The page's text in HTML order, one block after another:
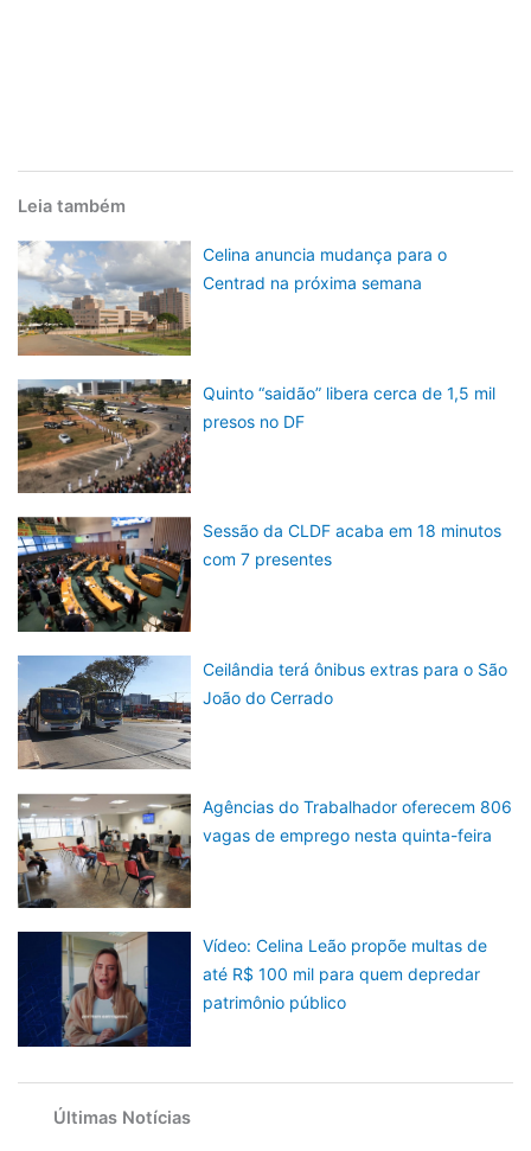
Leia também
Celina anuncia mudança para o
Centrad na próxima semana
Quinto “saidão” libera cerca de 1,5 mil
presos no DF
Sessão da CLDF acaba em 18 minutos
com 7 presentes
Ceilândia terá ônibus extras para o São
João do Cerrado
Agências do Trabalhador oferecem 806
vagas de emprego nesta quinta-feira
Vídeo: Celina Leão propõe multas de
até R$ 100 mil para quem depredar
patrimônio público
Últimas Notícias